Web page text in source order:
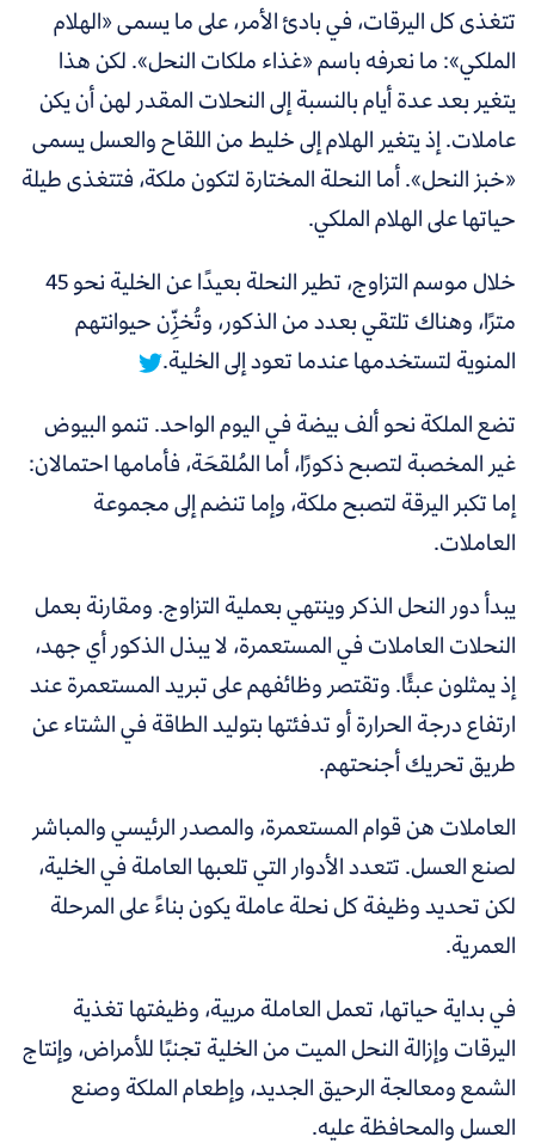
تتغذى كل اليرقات، في بادئ الأمر، على ما يسمى «الهلام
الملكي»: ما نعرفه باسم «غذاء ملكات النحل». لكن هذا
يتغير بعد عدة أيام بالنسبة إلى النحلات المقدر لهن أن يكن
عاملات. إذ يتغير الهلام إلى خليط من اللقاح والعسل يسمى
«خبز النحل». أما النحلة المختارة لتكون ملكة، فتتغذى طيلة
حياتها على الهلام الملكي.
خلال موسم التزاوج، تطير النحلة بعيدًا عن الخلية نحو 45
مترًا، وهناك تلتقي بعدد من الذكور، وتُخزِّن حيوانتهم
المنوية لتستخدمها عندما تعود إلى الخلية.
تضع الملكة نحو ألف بيضة في اليوم الواحد. تنمو البيوض
غير المخصبة لتصبح ذكورًا، أما المُلقحَة، فأمامها احتمالان:
إما تكبر اليرقة لتصبح ملكة، وإما تنضم إلى مجموعة
العاملات.
يبدأ دور النحل الذكر وينتهي بعملية التزاوج. ومقارنة بعمل
النحلات العاملات في المستعمرة، لا يبذل الذكور أي جهد،
إذ يمثلون عبئًا. وتقتصر وظائفهم على تبريد المستعمرة عند
ارتفاع درجة الحرارة أو تدفئتها بتوليد الطاقة في الشتاء عن
طريق تحريك أجنحتهم.
العاملات هن قوام المستعمرة، والمصدر الرئيسي والمباشر
لصنع العسل. تتعدد الأدوار التي تلعبها العاملة في الخلية،
لكن تحديد وظيفة كل نحلة عاملة يكون بناءً على المرحلة
العمرية.
في بداية حياتها، تعمل العاملة مربية، وظيفتها تغذية
اليرقات وإزالة النحل الميت من الخلية تجنبًا للأمراض، وإنتاج
الشمع ومعالجة الرحيق الجديد، وإطعام الملكة وصنع
العسل والمحافظة عليه.